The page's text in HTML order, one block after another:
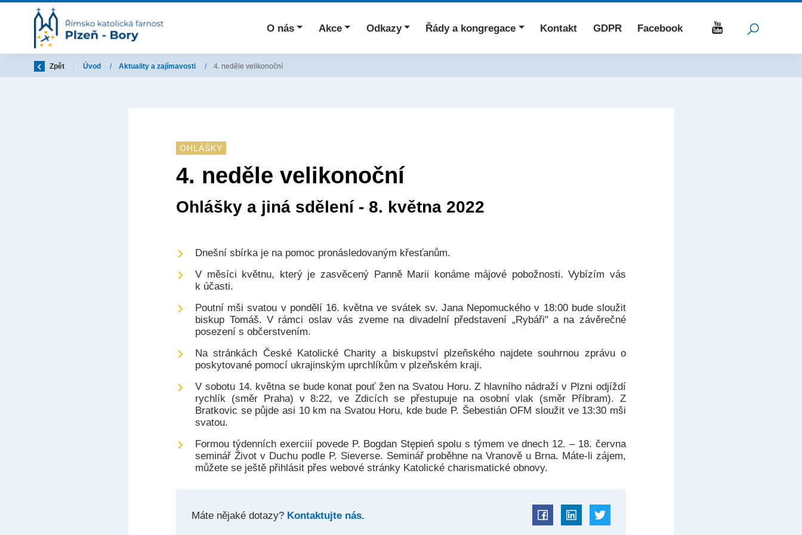
O nás Akce Odkazy Řády a kongregace Kontakt GDPR Facebook
Zpět Úvod / Aktuality a zajímavosti / 4. neděle velikonoční
OHLÁŠKY
4. neděle velikonoční
Ohlášky a jiná sdělení - 8. května 2022
Dnešní sbírka je na pomoc pronásledovaným křesťanům.
V měsíci květnu, který je zasvěcený Panně Marii konáme májové pobožnosti. Vybízím vás
k účasti.
Poutní mši svatou v pondělí 16. května ve svátek sv. Jana Nepomuckého v 18:00 bude sloužit
biskup Tomáš. V rámci oslav vás zveme na divadelní představení „Rybáři" a na závěrečné
posezení s občerstvením.
Na stránkách České Katolické Charity a biskupství plzeňského najdete souhrnou zprávu o
poskytované pomocí ukrajinským uprchlíkům v plzeňském kraji.
V sobotu 14. května se bude konat pouť žen na Svatou Horu. Z hlavního nádraží v Plzni odjíždí
rychlík (směr Praha) v 8:22, ve Zdicích se přestupuje na osobní vlak (směr Příbram). Z
Bratkovic se půjde asi 10 km na Svatou Horu, kde bude P. Šebestián OFM sloužit ve 13:30 mši
svatou.
Formou týdenních exerciií povede P. Bogdan Stępień spolu s týmem ve dnech 12. – 18. června
seminář Život v Duchu podle P. Sieverse. Seminář proběhne na Vranově u Brna. Máte-li zájem,
můžete se ještě přihlásit přes webové stránky Katolické charismatické obnovy.
Máte nějaké dotazy? Kontaktujte nás.